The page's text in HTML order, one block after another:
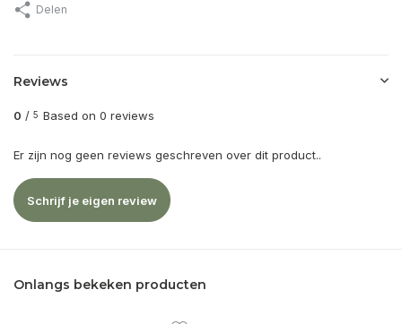
Delen
Reviews
0 / 5 Based on 0 reviews
Er zijn nog geen reviews geschreven over dit product..
Schrijf je eigen review
Onlangs bekeken producten